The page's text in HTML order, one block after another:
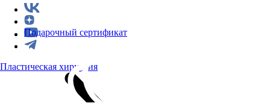
Пластическая хирургия
Подарочный сертификат